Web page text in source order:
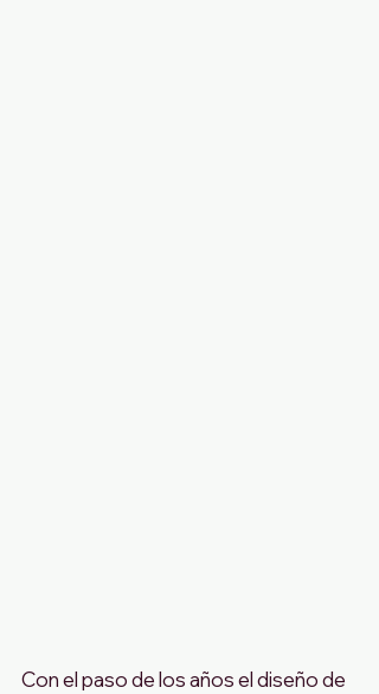
Con el paso de los años el diseño de